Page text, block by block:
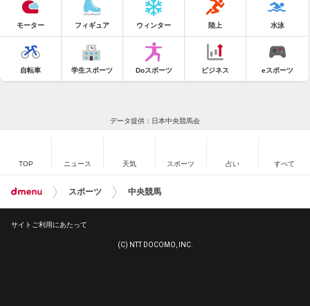
モーター フィギュア ウィンター 陸上 水泳
自転車 学生スポーツ Doスポーツ ビジネス eスポーツ
データ提供：日本中央競馬会
TOP ニュース 天気 スポーツ 占い すべて
スポーツ 中央競馬
サイトご利用にあたって
(C) NTT DOCOMO, INC.